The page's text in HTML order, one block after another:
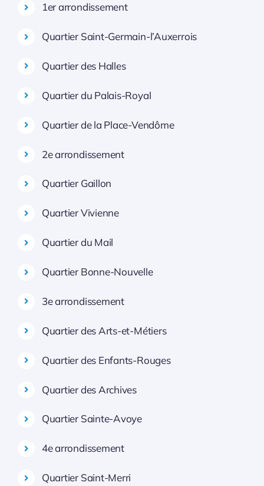
1er arrondissement
Quartier Saint-Germain-l’Auxerrois
Quartier des Halles
Quartier du Palais-Royal
Quartier de la Place-Vendôme
2e arrondissement
Quartier Gaillon
Quartier Vivienne
Quartier du Mail
Quartier Bonne-Nouvelle
3e arrondissement
Quartier des Arts-et-Métiers
Quartier des Enfants-Rouges
Quartier des Archives
Quartier Sainte-Avoye
4e arrondissement
Quartier Saint-Merri